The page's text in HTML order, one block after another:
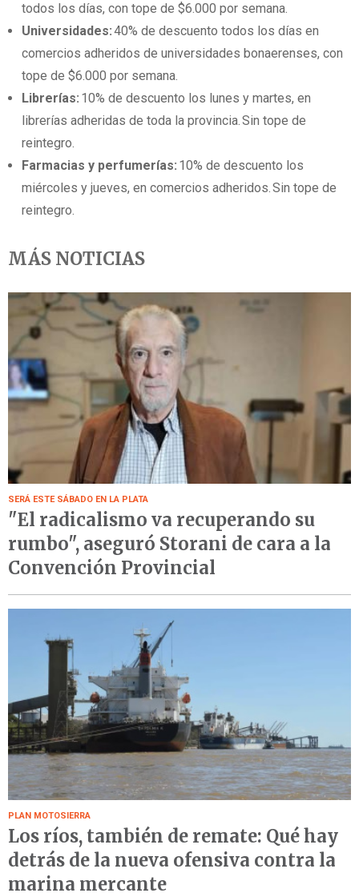
todos los días, con tope de $6.000 por semana.
Universidades:40% de descuento todos los días en
comercios adheridos de universidades bonaerenses, con
tope de $6.000 por semana.
Librerías: 10% de descuento los lunes y martes, en
librerías adheridas de toda la provincia. Sin tope de
reintegro.
Farmacias y perfumerías: 10% de descuento los
miércoles y jueves, en comercios adheridos. Sin tope de
reintegro.
MÁS NOTICIAS
SERÁ ESTE SÁBADO EN LA PLATA
"El radicalismo va recuperando su
rumbo", aseguró Storani de cara a la
Convención Provincial
PLAN MOTOSIERRA
Los ríos, también de remate: Qué hay
detrás de la nueva ofensiva contra la
marina mercante